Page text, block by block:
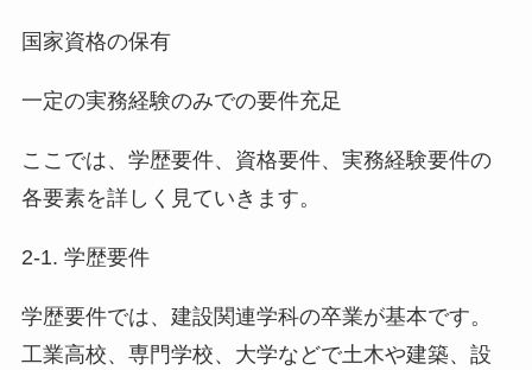
国家資格の保有
一定の実務経験のみでの要件充足
ここでは、学歴要件、資格要件、実務経験要件の
各要素を詳しく見ていきます。
2-1. 学歴要件
学歴要件では、建設関連学科の卒業が基本です。
工業高校、専門学校、大学などで土木や建築、設